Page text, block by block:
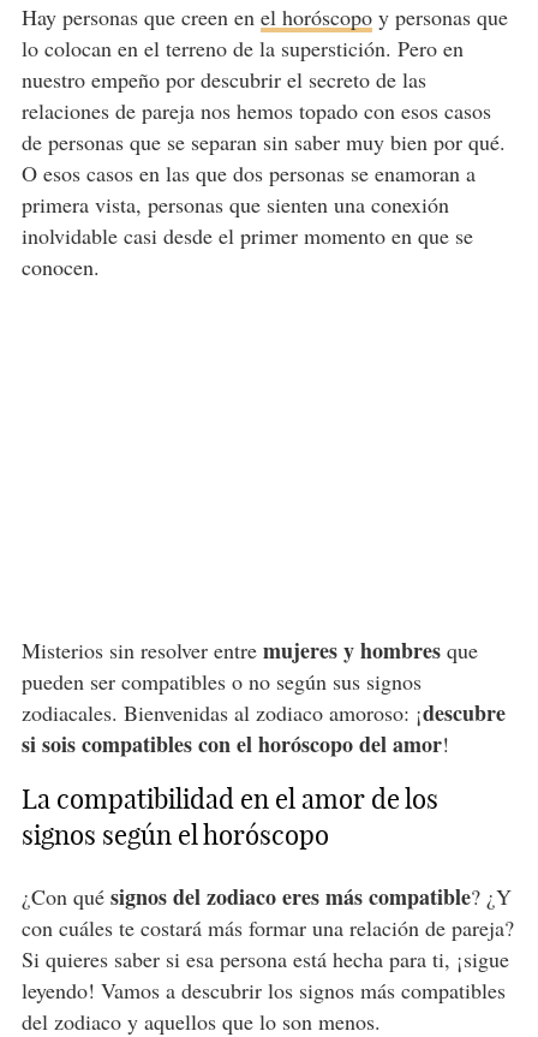
Hay personas que creen en el horóscopoy personas que
lo colocan en el terreno de la superstición. Pero en
nuestro empeño por descubrir el secreto de las
relaciones de pareja nos hemos topado con esos casos
de personas que se separan sin saber muy bien por qué.
O esos casos en las que dos personas se enamoran a
primera vista, personas que sienten una conexión
inolvidable casi desde el primer momento en que se
conocen.
Misterios sin resolver entre mujeres y hombresque
pueden ser compatibles o no según sus signos
zodiacales. Bienvenidas al zodiaco amoroso: ¡descubre
si sois compatibles con el horóscopo del amor!
La compatibilidad en el amor de los
signos según el horóscopo
¿Con qué signos del zodiaco eres más compatible? ¿Y
con cuáles te costará más formar una relación de pareja?
Si quieres saber si esa persona está hecha para ti, ¡sigue
leyendo! Vamos a descubrir los signos más compatibles
del zodiaco y aquellos que lo son menos.